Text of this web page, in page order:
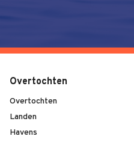
Overtochten
Overtochten
Landen
Havens